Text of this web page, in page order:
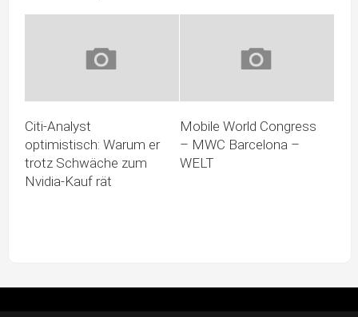
Citi-Analyst
optimistisch: Warum er
trotz Schwäche zum
Nvidia-Kauf rät
Mobile World Congress
– MWC Barcelona –
WELT